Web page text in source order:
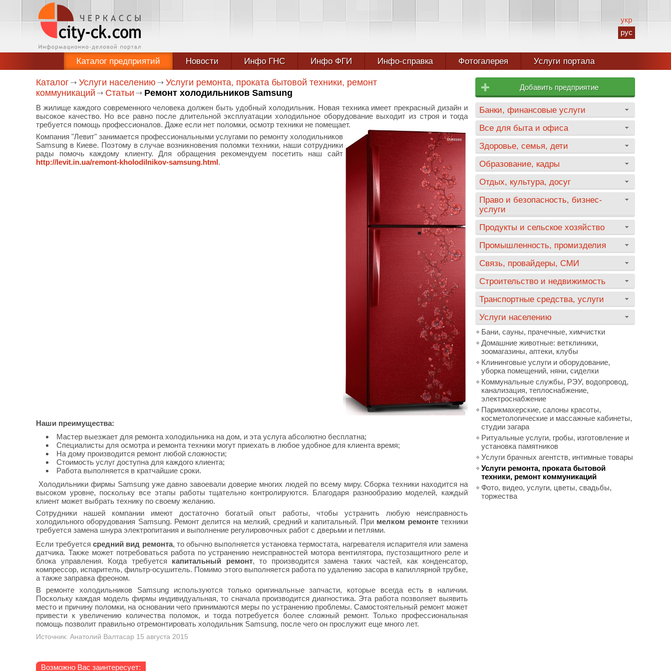
укр
рус
Каталог предприятий Новости Инфо ГНС Инфо ФГИ Инфо-справка Фотогалерея Услуги портала
Каталог Услуги населению
Услуги ремонта, проката бытовой техники, ремонт
коммуникаций
Статьи Ремонт холодильников Samsung
В жилище каждого современного человека должен быть удобный холодильник. Новая техника имеет прекрасный дизайн и
высокое качество. Но все равно после длительной эксплуатации холодильное оборудование выходит из строя и тогда
требуется помощь профессионалов. Даже если нет поломки, осмотр техники не помещает.
Компания "Левит" занимается профессиональными услугами по ремонту холодильников
Samsung в Киеве. Поэтому в случае возникновения поломки техники, наши сотрудники
рады помочь каждому клиенту. Для обращения рекомендуем посетить наш сайт
http://levit.in.ua/remont-kholodilnikov-samsung.html.
Наши преимущества:
Мастер выезжает для ремонта холодильника на дом, и эта услуга абсолютно бесплатна;
Специалисты для осмотра и ремонта техники могут приехать в любое удобное для клиента время;
На дому производится ремонт любой сложности;
Стоимость услуг доступна для каждого клиента;
Работа выполняется в кратчайшие сроки.
Холодильники фирмы Samsung уже давно завоевали доверие многих людей по всему миру. Сборка техники находится на
высоком уровне, поскольку все этапы работы тщательно контролируются. Благодаря разнообразию моделей, каждый
клиент может выбрать технику по своему желанию.
Сотрудники нашей компании имеют достаточно богатый опыт работы, чтобы устранить любую неисправность
холодильного оборудования Samsung. Ремонт делится на мелкий, средний и капитальный. При мелком ремонтетехники
требуется замена шнура электропитания и выполнение регулировочных работ с дверьми и петлями.
Если требуетсясредний вид ремонта, то обычно выполняется установка термостата, нагревателя испарителя или замена
датчика. Также может потребоваться работа по устранению неисправностей мотора вентилятора, пустозащитного реле и
блока управления. Когда требуется капитальный ремонт, то производится замена таких частей, как конденсатор,
компрессор, испаритель, фильтр-осушитель. Помимо этого выполняется работа по удалению засора в капиллярной трубке,
а также заправка фреоном.
В ремонте холодильников Samsung используются только оригинальные запчасти, которые всегда есть в наличии.
Поскольку каждая модель фирмы индивидуальная, то сначала производится диагностика. Эта работа позволяет выявить
место и причину поломки, на основании чего принимаются меры по устранению проблемы. Самостоятельный ремонт может
привести к увеличению количества поломок, и тогда потребуется более сложный ремонт. Только профессиональная
помощь позволит правильно отремонтировать холодильник Samsung, после чего он прослужит еще много лет.
Источник: Анатолий Валтасар 15 августа 2015
Добавить предприятие
Банки, финансовые услуги
Все для быта и офиса
Здоровье, семья, дети
Образование, кадры
Отдых, культура, досуг
Право и безопасность, бизнес-
услуги
Продукты и сельское хозяйство
Промышленность, промизделия
Связь, провайдеры, СМИ
Строительство и недвижимость
Транспортные средства, услуги
Услуги населению
Бани, сауны, прачечные, химчистки
Домашние животные: ветклиники,
зоомагазины, аптеки, клубы
Клининговые услуги и оборудование,
уборка помещений, няни, сиделки
Коммунальные службы, РЭУ, водопровод,
канализация, теплоснабжение,
электроснабжение
Парикмахерские, салоны красоты,
косметологические и массажные кабинеты,
студии загара
Ритуальные услуги, гробы, изготовление и
установка памятников
Услуги брачных агентств, интимные товары
Услуги ремонта, проката бытовой
техники, ремонт коммуникаций
Фото, видео, услуги, цветы, свадьбы,
торжества
Возможно Вас заинтересует: